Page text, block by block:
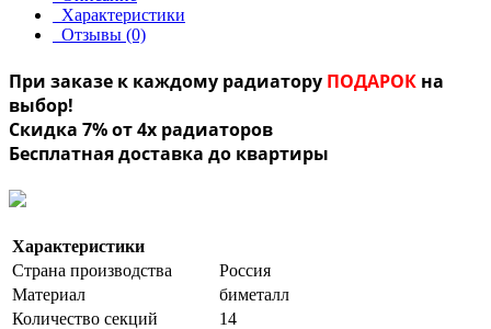
Характеристики
Отзывы (0)
При заказе к каждому радиатору ПОДАРОК на
выбор!
Скидка 7% от 4х радиаторов
Бесплатная доставка до квартиры
Характеристики
Страна производства
Россия
Материал
биметалл
Количество секций
14